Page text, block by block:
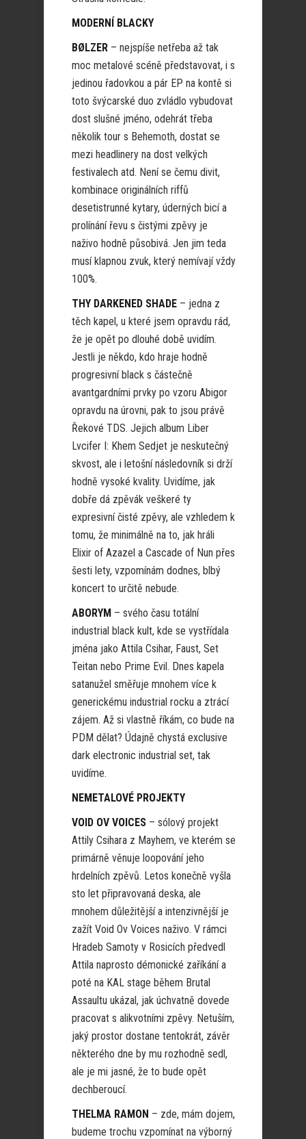
MODERNÍ BLACKY
BØLZER – nejspíše netřeba až tak
moc metalové scéně představovat, i s
jedinou řadovkou a pár EP na kontě si
toto švýcarské duo zvládlo vybudovat
dost slušné jméno, odehrát třeba
několik tour s Behemoth, dostat se
mezi headlinery na dost velkých
festivalech atd. Není se čemu divit,
kombinace originálních riffů
desetistrunné kytary, úderných bicí a
prolínání řevu s čistými zpěvy je
naživo hodně působivá. Jen jim teda
musí klapnou zvuk, který nemívají vždy
100%.
THY DARKENED SHADE – jedna z
těch kapel, u které jsem opravdu rád,
že je opět po dlouhé době uvidím.
Jestli je někdo, kdo hraje hodně
progresivní black s částečně
avantgardními prvky po vzoru Abigor
opravdu na úrovni, pak to jsou právě
Řekové TDS. Jejich album Liber
Lvcifer I: Khem Sedjet je neskutečný
skvost, ale i letošní následovník si drží
hodně vysoké kvality. Uvidíme, jak
dobře dá zpěvák veškeré ty
expresivní čisté zpěvy, ale vzhledem k
tomu, že minimálně na to, jak hráli
Elixir of Azazel a Cascade of Nun přes
šesti lety, vzpomínám dodnes, blbý
koncert to určitě nebude.
ABORYM – svého času totální
industrial black kult, kde se vystřídala
jména jako Attila Csihar, Faust, Set
Teitan nebo Prime Evil. Dnes kapela
satanužel směřuje mnohem více k
generickému industrial rocku a ztrácí
zájem. Až si vlastně říkám, co bude na
PDM dělat? Údajně chystá exclusive
dark electronic industrial set, tak
uvidíme.
NEMETALOVÉ PROJEKTY
VOID OV VOICES – sólový projekt
Attily Csihara z Mayhem, ve kterém se
primárně věnuje loopování jeho
hrdelních zpěvů. Letos konečně vyšla
sto let připravovaná deska, ale
mnohem důležitější a intenzivnější je
zažít Void Ov Voices naživo. V rámci
Hradeb Samoty v Rosicích předvedl
Attila naprosto démonické zaříkání a
poté na KAL stage během Brutal
Assaultu ukázal, jak úchvatně dovede
pracovat s alikvotními zpěvy. Netuším,
jaký prostor dostane tentokrát, závěr
některého dne by mu rozhodně sedl,
ale je mi jasné, že to bude opět
dechberoucí.
THELMA RAMON – zde, mám dojem,
budeme trochu vzpomínat na výborný